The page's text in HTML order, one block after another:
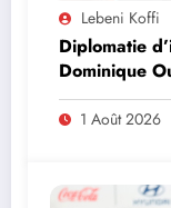
Lebeni Koffi
Diplomatie
Dominique
leadership
Afrique
1 Août 2026